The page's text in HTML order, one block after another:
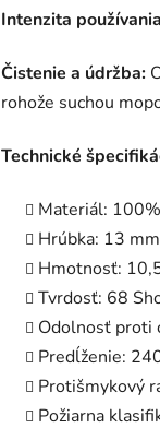
Intenzita
Čistenie a údržba:
rohože suchou
Technické
Materiál:
Hrúbka: 13 mm
Hmotnosť:
Tvrdosť: 68
Odolnosť proti
Predĺženie:
Protišmykový
Požiarna